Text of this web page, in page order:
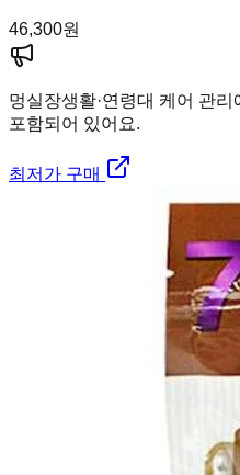
46,300원
멍실장생활·연령대 케어 관리
포함되어 있어요.
최저가 구매